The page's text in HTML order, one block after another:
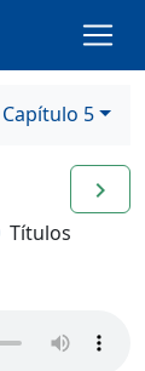
Capítulo 5
navigate_next
Títulos